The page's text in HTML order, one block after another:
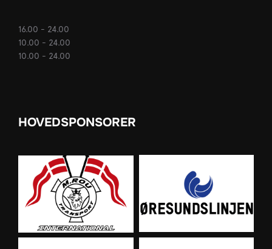
16.00 - 24.00
10.00 - 24.00
10.00 - 24.00
HOVEDSPONSORER